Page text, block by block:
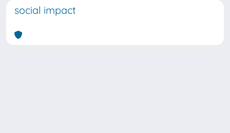
social impact